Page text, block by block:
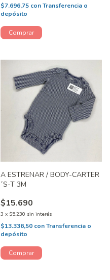
$7.696,75 conTransferencia o
depósito
A ESTRENAR / BODY-CARTER
´S-T 3M
$15.690
3 x $5.230 sin interés
$13.336,50 conTransferencia o
depósito